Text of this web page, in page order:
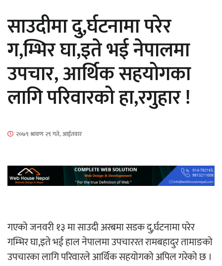
सार्वजनिक
माताकाे नाममा गलत गतिविधि गर्ने थापा प्रहरी
नियन्त्रणमा
‘ईयुमा डट कम’ले बुधबारदेखि आफ्नो
औपचारिक सेवा सञ्चालनमा
साउदीमा दु,र्घटनामा परेर
ग,म्भिर घा,इते भई नेपालमा
उपचार, आर्थिक सहयोगका
लागि परिवारको हा,रगुहार !
२०७९ श्रावण २९ गते, आईतवार
गएको जनवरी १३ मा साउदी अरबमा सडक दु,र्घटनामा परेर
गम्भिर घा,इते भई हाल नेपालमा उपचाररत रामबहादुर तामाङको
उपचारका लागि परिवारले आर्थिक सहयोगको अपिल गरेको छ ।